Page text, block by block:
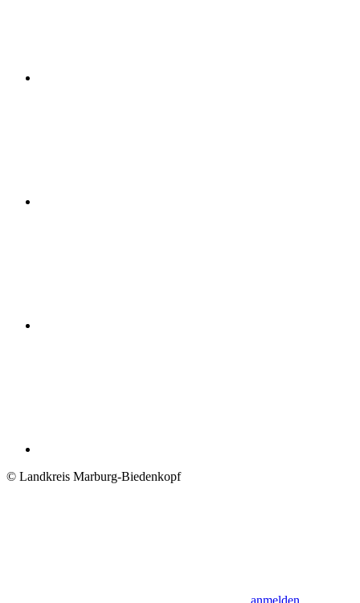
© Landkreis Marburg-Biedenkopf
anmelden